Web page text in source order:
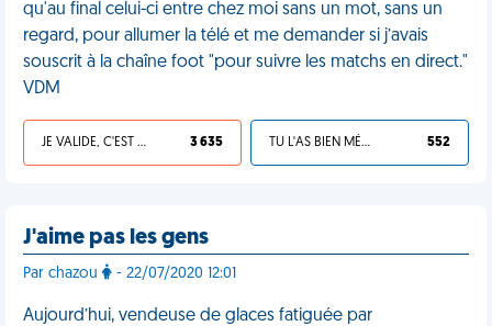
qu'au final celui-ci entre chez moi sans un mot, sans un
regard, pour allumer la télé et me demander si j’avais
souscrit à la chaîne foot "pour suivre les matchs en direct."
VDM
JE VALIDE, C'EST UNE VDM 3 635 TU L'AS BIEN MÉRITÉ 552
J'aime pas les gens
Par chazou - 22/07/2020 12:01
Aujourd’hui, vendeuse de glaces fatiguée par